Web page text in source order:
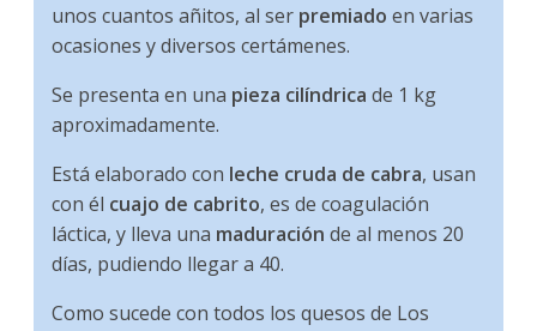
unos cuantos añitos, al ser premiado en varias
ocasiones y diversos certámenes.
Se presenta en una pieza cilíndrica de 1 kg
aproximadamente.
Está elaborado con leche cruda de cabra, usan
con él cuajo de cabrito, es de coagulación
láctica, y lleva una maduración de al menos 20
días, pudiendo llegar a 40.
Como sucede con todos los quesos de Los